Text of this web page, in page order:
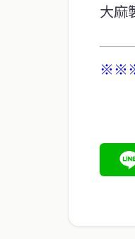
大麻
※※※
關於我們
泰國當地政治、